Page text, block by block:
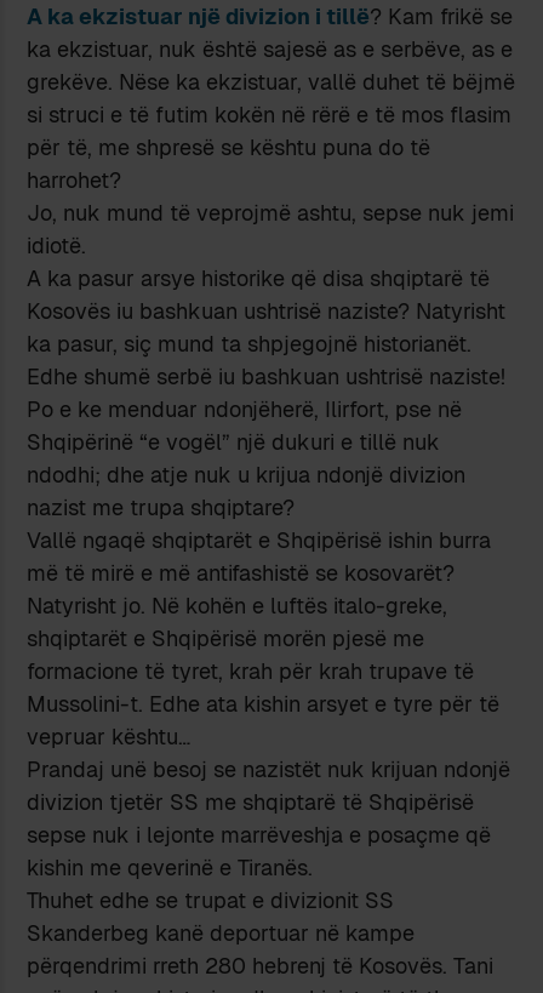
A ka ekzistuar një divizion i tillë? Kam frikë se
ka ekzistuar, nuk është sajesë as e serbëve, as e
grekëve. Nëse ka ekzistuar, vallë duhet të bëjmë
si struci e të futim kokën në rërë e të mos flasim
për të, me shpresë se kështu puna do të
harrohet?
Jo, nuk mund të veprojmë ashtu, sepse nuk jemi
idiotë.
A ka pasur arsye historike që disa shqiptarë të
Kosovës iu bashkuan ushtrisë naziste? Natyrisht
ka pasur, siç mund ta shpjegojnë historianët.
Edhe shumë serbë iu bashkuan ushtrisë naziste!
Po e ke menduar ndonjëherë, Ilirfort, pse në
Shqipërinë “e vogël” një dukuri e tillë nuk
ndodhi; dhe atje nuk u krijua ndonjë divizion
nazist me trupa shqiptare?
Vallë ngaqë shqiptarët e Shqipërisë ishin burra
më të mirë e më antifashistë se kosovarët?
Natyrisht jo. Në kohën e luftës italo-greke,
shqiptarët e Shqipërisë morën pjesë me
formacione të tyret, krah për krah trupave të
Mussolini-t. Edhe ata kishin arsyet e tyre për të
vepruar kështu…
Prandaj unë besoj se nazistët nuk krijuan ndonjë
divizion tjetër SS me shqiptarë të Shqipërisë
sepse nuk i lejonte marrëveshja e posaçme që
kishin me qeverinë e Tiranës.
Thuhet edhe se trupat e divizionit SS
Skanderbeg kanë deportuar në kampe
përqendrimi rreth 280 hebrenj të Kosovës. Tani